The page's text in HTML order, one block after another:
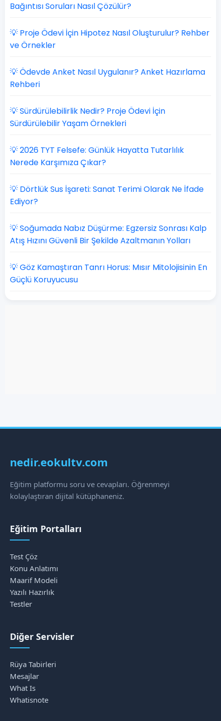
Bağıntısı Soruları Nasıl Çözülür?
💡 Proje Ödevi İçin Hipotez Nasıl Oluşturulur? Rehber
ve Örnekler
💡 Ödevde Anket Nasıl Uygulanır? Anket Hazırlama
Rehberi
💡 Sürdürülebilirlik Nedir? Proje Ödevi İçin
Sürdürülebilir Yaşam Örnekleri
💡 2026 TYT Felsefe: Günlük Hayatta Tutarlılık
Nerede Karşımıza Çıkar?
💡 Dörtlük Sus İşareti: Sanat Terimi Olarak Ne İfade
Ediyor?
💡 Soğumada Nabız Düşürme: Egzersiz Sonrası Kalp
Atış Hızını Güvenli Bir Şekilde Azaltmanın Yolları
💡 Göz Kamaştıran Tanrı Horus: Mısır Mitolojisinin En
Güçlü Koruyucusu
nedir.eokultv.com
Eğitim platformu soru ve cevapları. Öğrenmeyi
kolaylaştıran dijital kütüphaneniz.
Eğitim Portalları
Test Çöz
Konu Anlatımı
Maarif Modeli
Yazılı Hazırlık
Testler
Diğer Servisler
Rüya Tabirleri
Mesajlar
What Is
Whatisnote